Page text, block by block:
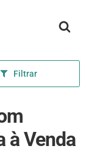
Filtrar
à Venda